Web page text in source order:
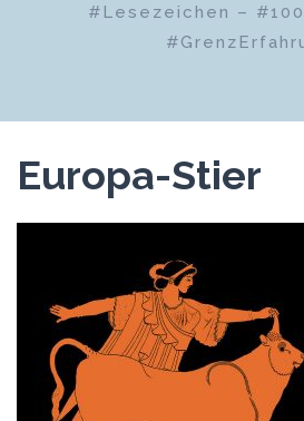
#Lesezeichen –
Europa-Stier